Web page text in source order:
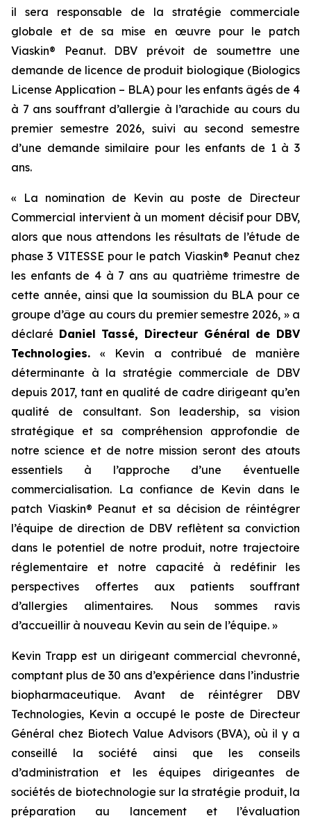
il sera responsable de la stratégie commerciale
globale et de sa mise en œuvre pour le patch
Viaskin® Peanut. DBV prévoit de soumettre une
demande de licence de produit biologique (Biologics
License Application – BLA) pour les enfants âgés de 4
à 7 ans souffrant d’allergie à l’arachide au cours du
premier semestre 2026, suivi au second semestre
d’une demande similaire pour les enfants de 1 à 3
ans.
« La nomination de Kevin au poste de Directeur
Commercial intervient à un moment décisif pour DBV,
alors que nous attendons les résultats de l’étude de
phase 3 VITESSE pour le patch Viaskin® Peanut chez
les enfants de 4 à 7 ans au quatrième trimestre de
cette année, ainsi que la soumission du BLA pour ce
groupe d’âge au cours du premier semestre 2026, » a
déclaré Daniel Tassé, Directeur Général de DBV
Technologies. « Kevin a contribué de manière
déterminante à la stratégie commerciale de DBV
depuis 2017, tant en qualité de cadre dirigeant qu’en
qualité de consultant. Son leadership, sa vision
stratégique et sa compréhension approfondie de
notre science et de notre mission seront des atouts
essentiels à l’approche d’une éventuelle
commercialisation. La confiance de Kevin dans le
patch Viaskin® Peanut et sa décision de réintégrer
l’équipe de direction de DBV reflètent sa conviction
dans le potentiel de notre produit, notre trajectoire
réglementaire et notre capacité à redéfinir les
perspectives offertes aux patients souffrant
d’allergies alimentaires. Nous sommes ravis
d’accueillir à nouveau Kevin au sein de l’équipe. »
Kevin Trapp est un dirigeant commercial chevronné,
comptant plus de 30 ans d’expérience dans l’industrie
biopharmaceutique. Avant de réintégrer DBV
Technologies, Kevin a occupé le poste de Directeur
Général chez Biotech Value Advisors (BVA), où il y a
conseillé la société ainsi que les conseils
d’administration et les équipes dirigeantes de
sociétés de biotechnologie sur la stratégie produit, la
préparation au lancement et l’évaluation